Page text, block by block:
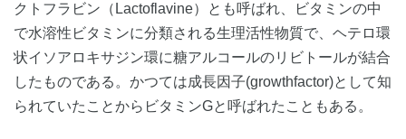
クトフラビン（Lactoflavine）とも呼ばれ、ビタミンの中
で水溶性ビタミンに分類される生理活性物質で、ヘテロ環
状イソアロキサジン環に糖アルコールのリビトールが結合
したものである。かつては成長因子(growthfactor)として知
られていたことからビタミンGと呼ばれたこともある。